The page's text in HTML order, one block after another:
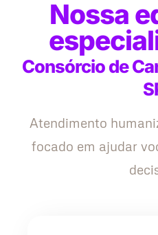
Nossa
Consórcio de
Atendimento
focado em ajudar